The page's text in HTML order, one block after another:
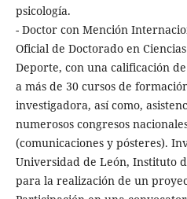
psicología.
- Doctor con Mención
Oficial de Doctorado en
Deporte, con una calificación
a más de 30 cursos de
investigadora, así como,
numerosos congresos
(comunicaciones y pósteres).
Universidad de León, Instituto
para la realización de un